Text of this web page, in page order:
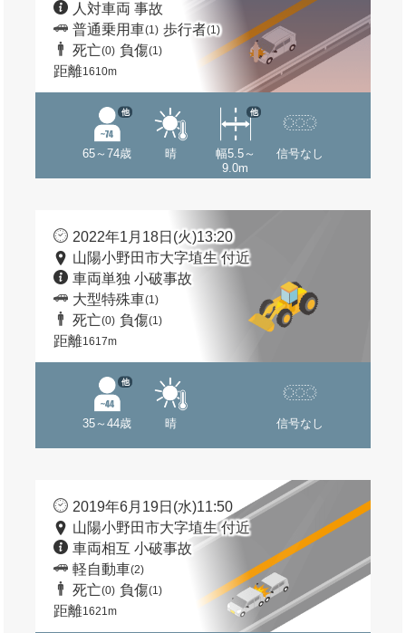
人対車両 事故
普通乗用車(1) 歩行者(1)
死亡(0) 負傷(1)
距離1610m
65～74歳
他
晴
幅5.5～
9.0m
他
信号なし
2022年1月18日(火)13:20
山陽小野田市大字埴生 付近
車両単独 小破事故
大型特殊車(1)
死亡(0) 負傷(1)
距離1617m
35～44歳
他
晴 信号なし
2019年6月19日(水)11:50
山陽小野田市大字埴生 付近
車両相互 小破事故
軽自動車(2)
死亡(0) 負傷(1)
距離1621m